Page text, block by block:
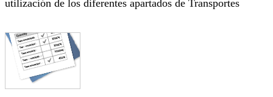
utilización de los diferentes apartados de Transportes